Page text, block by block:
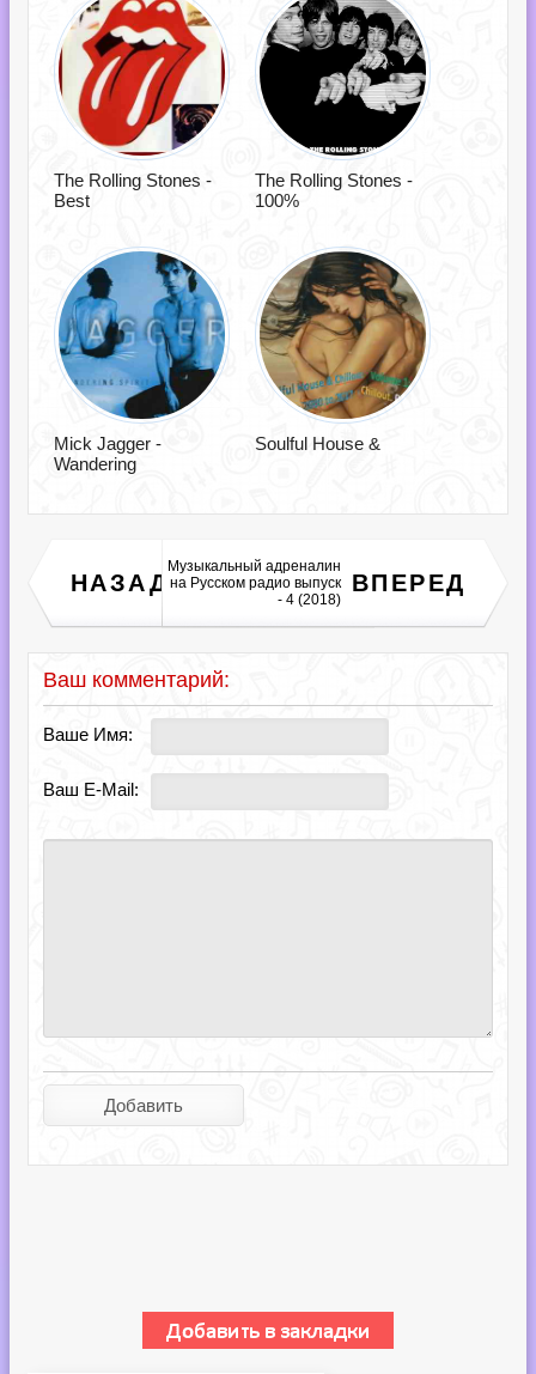
The Rolling Stones -
Best
The Rolling Stones -
100%
Mick Jagger -
Wandering
Soulful House &
НАЗАД
Deutsche Schlager Hits
Deluxe 2018 [80 Discofox ВПЕРЕД
Музыкальный адреналин
на Русском радио выпуск
- 4 (2018)
Ваш комментарий:
Ваше Имя:
Ваш E-Mail: